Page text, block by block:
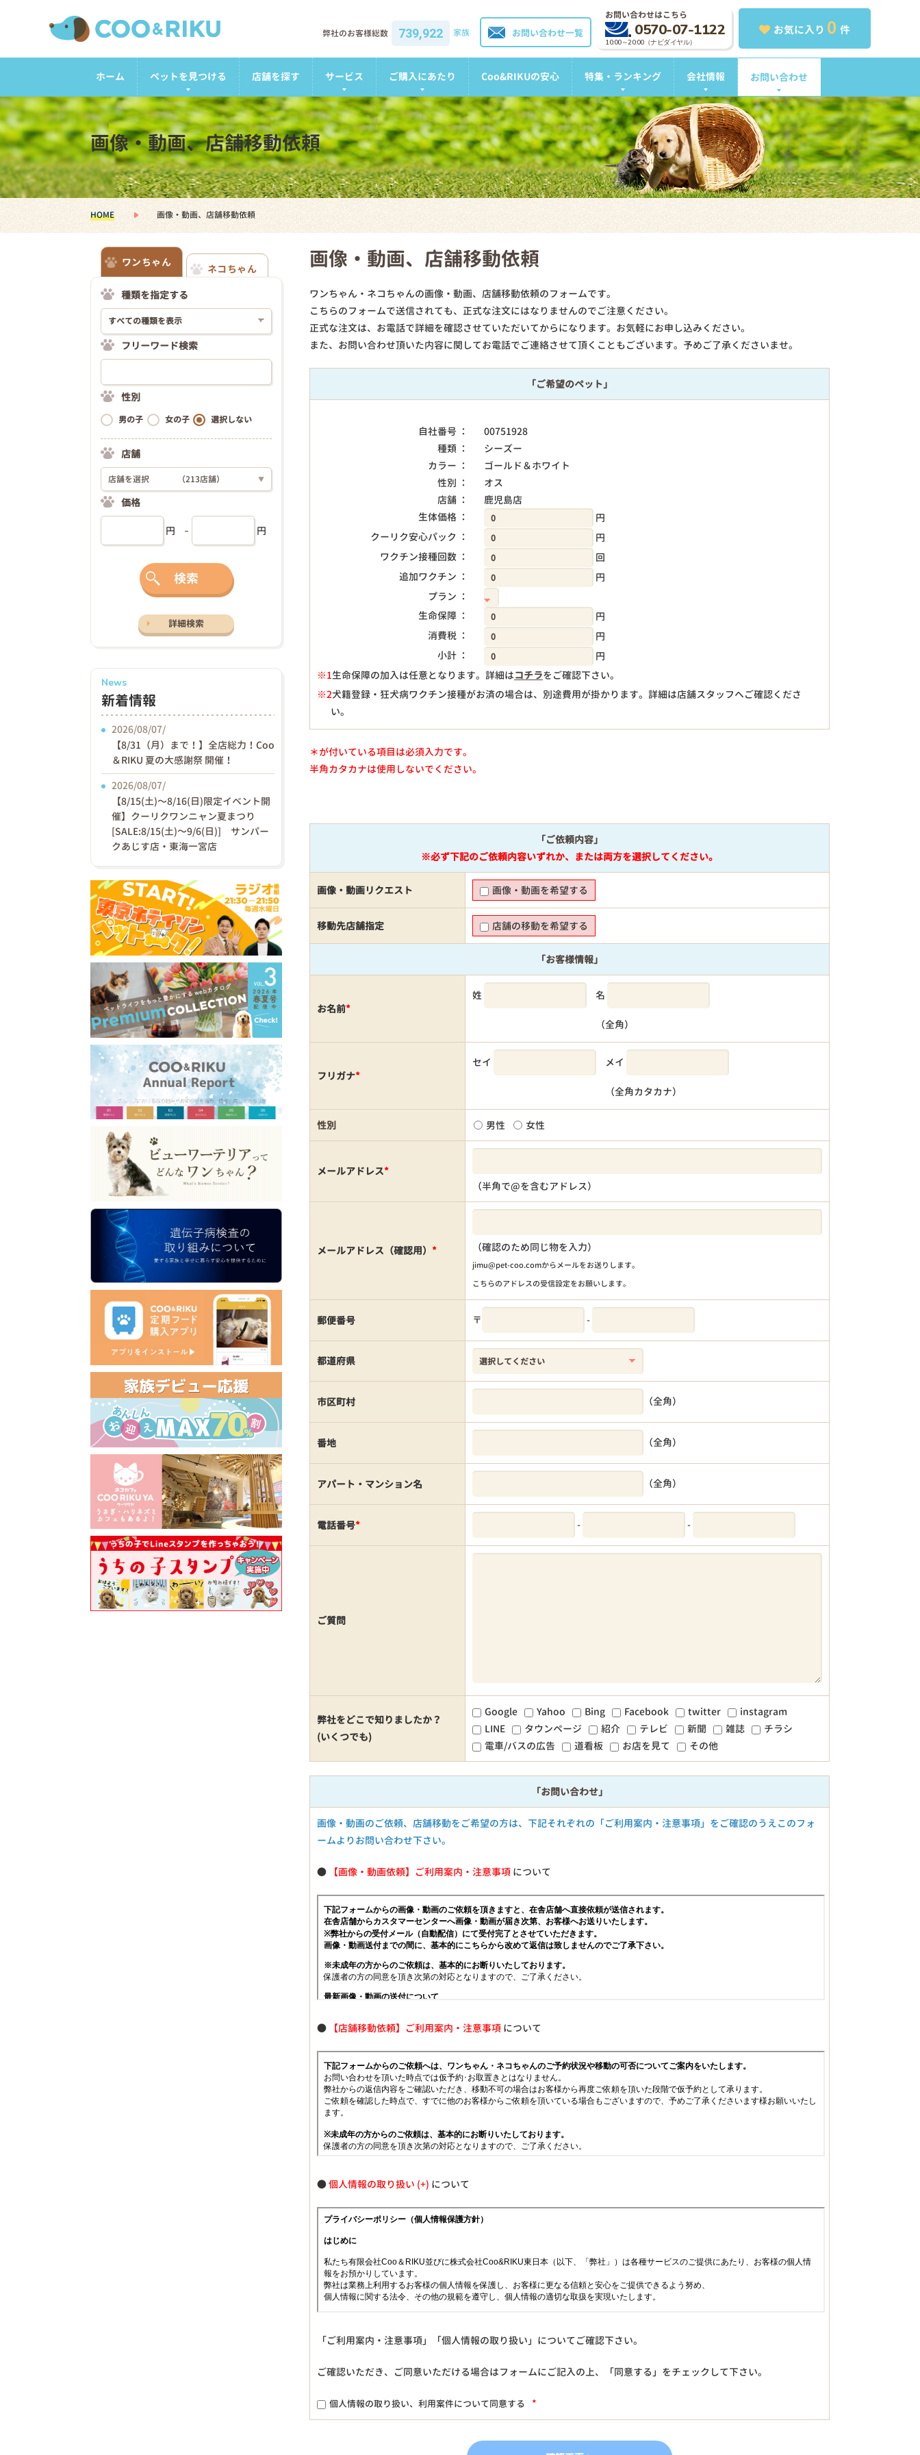
お気に入り 0 件
お問い合わせはこちら
0570-07-1122
10:00～20:00（ナビダイヤル）
お問い合わせ一覧
弊社のお客様総数 739,922 家族
ホーム ペットを見つける 店舗を探す サービス ご購入にあたり Coo&RIKUの安心 特集・ランキング 会社情報 お問い合わせ
画像・動画、店舗移動依頼
HOME 画像・動画、店舗移動依頼
画像・動画、店舗移動依頼
ワンちゃん・ネコちゃんの画像・動画、店舗移動依頼のフォームです。
こちらのフォームで送信されても、正式な注文にはなりませんのでご注意ください。
正式な注文は、お電話で詳細を確認させていただいてからになります。お気軽にお申し込みください。
また、お問い合わせ頂いた内容に関してお電話でご連絡させて頂くこともございます。予めご了承くださいませ。
「ご希望のペット」
自社番号 ：
00751928
種類 ：
シーズー
カラー ：
ゴールド＆ホワイト
性別 ：
オス
店舗 ：
鹿児島店
生体価格 ：
円
クーリク安心パック ：
円
ワクチン接種回数 ：
回
追加ワクチン ：
円
プラン ：
生命保障 ：
円
消費税 ：
円
小計 ：
円
※1生命保障の加入は任意となります。詳細はコチラをご確認下さい。
※2犬籍登録・狂犬病ワクチン接種がお済の場合は、別途費用が掛かります。詳細は店舗スタッフへご確認くださ
い。
円
＊が付いている項目は必須入力です。
半角カタカナは使用しないでください。
「ご依頼内容」
※必ず下記のご依頼内容いずれか、または両方を選択してください。
画像・動画リクエスト 画像・動画を希望する
移動先店舗指定 店舗の移動を希望する
「お客様情報」
お名前*
姓 名
（全角）
フリガナ*
セイ メイ
（全角カタカナ）
性別 男性 女性
メールアドレス*
（半角で@を含むアドレス）
メールアドレス（確認用） * （確認のため同じ物を入力）
jimu@pet-coo.comからメールをお送りします。
こちらのアドレスの受信設定をお願いします。
郵便番号 〒 -
都道府県
市区町村 （全角）
番地 （全角）
アパート・マンション名 （全角）
電話番号* - -
ご質問
弊社をどこで知りましたか？
(いくつでも)
Google Yahoo Bing Facebook twitter
instagram
LINE
タウンページ 紹介 テレビ 新聞 雑誌
チラシ
電車/バスの広告
道看板 お店を見て その他
「お問い合わせ」
画像・動画のご依頼、店舗移動をご希望の方は、下記それぞれの「ご利用案内・注意事項」をご確認のうえこのフォ
ームよりお問い合わせ下さい。
● 【画像・動画依頼】ご利用案内・注意事項 について
● 【店舗移動依頼】ご利用案内・注意事項 について
●個人情報の取り扱い について
「ご利用案内・注意事項」「個人情報の取り扱い」についてご確認下さい。
ご確認いただき、ご同意いただける場合はフォームにご記入の上、「同意する」をチェックして下さい。
個人情報の取り扱い、利用案件について同意する *
ワンちゃん
ネコちゃん
種類を指定する
フリーワード検索
性別
男の子 女の子 選択しない
店舗
店舗を選択 （213店舗） ▼
価格
円 円
検索
詳細検索
News
新着情報
2026/08/07/
【8/31（月）まで！】全店総力！Coo
＆RIKU 夏の大感謝祭 開催！
2026/08/07/
【8/15(土)〜8/16(日)限定イベント開
催】クーリクワンニャン夏まつり
[SALE:8/15(土)～9/6(日)] サンパー
クあじす店・東海一宮店